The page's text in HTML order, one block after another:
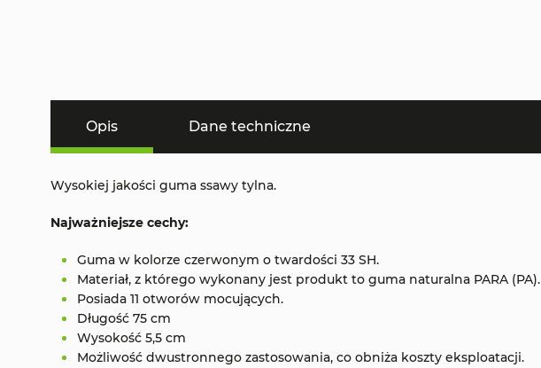
Opis Dane techniczne
Wysokiej jakości guma ssawy tylna.
Najważniejsze cechy:
Guma w kolorze czerwonym o twardości 33 SH.
Materiał, z którego wykonany jest produkt to guma naturalna PARA (PA).
Posiada 11 otworów mocujących.
Długość 75 cm
Wysokość 5,5 cm
Możliwość dwustronnego zastosowania, co obniża koszty eksploatacji.